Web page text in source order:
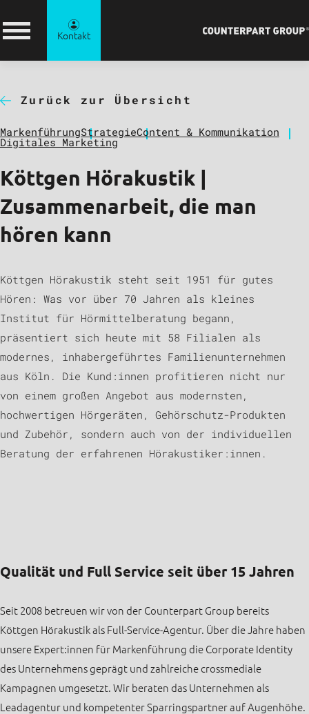
Kontakt
Zurück zur Übersicht
MarkenführungStrategieContent & Kommunikation
Digitales Marketing
Köttgen Hörakustik |
Zusammenarbeit, die man
hören kann
Köttgen Hörakustik steht seit 1951 für gutes
Hören: Was vor über 70 Jahren als kleines
Institut für Hörmittelberatung begann,
präsentiert sich heute mit 58 Filialen als
modernes, inhabergeführtes Familienunternehmen
aus Köln. Die Kund:innen profitieren nicht nur
von einem großen Angebot aus modernsten,
hochwertigen Hörgeräten, Gehörschutz-Produkten
und Zubehör, sondern auch von der individuellen
Beratung der erfahrenen Hörakustiker:innen.
Qualität und Full Service seit über 15 Jahren
Seit 2008 betreuen wir von der Counterpart Group bereits
Köttgen Hörakustik als Full-Service-Agentur. Über die Jahre haben
unsere Expert:innen für Markenführung die Corporate Identity
des Unternehmens geprägt und zahlreiche crossmediale
Kampagnen umgesetzt. Wir beraten das Unternehmen als
Leadagentur und kompetenter Sparringspartner auf Augenhöhe.